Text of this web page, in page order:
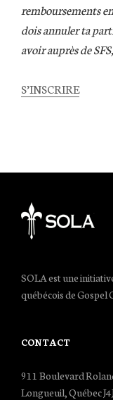
remboursements
dois annuler ta
avoir auprès de
S’INSCRIRE
SOLA est une
québécois de Gospel
CONTACT
911 Boulevard
Longueuil, Québec